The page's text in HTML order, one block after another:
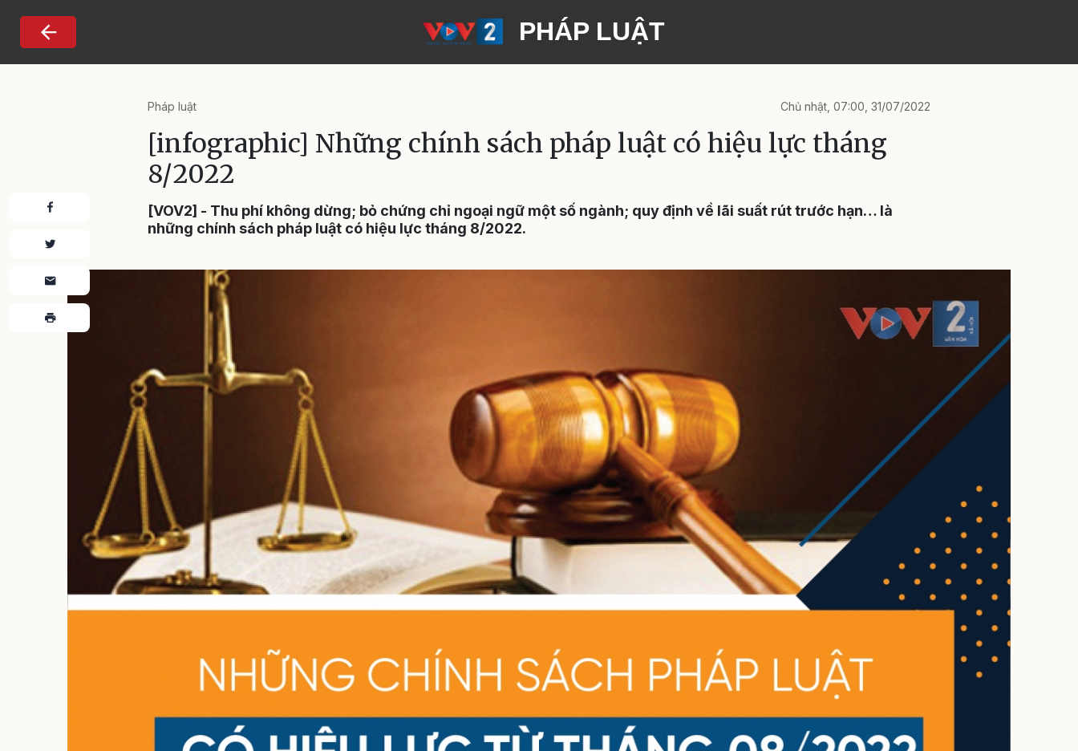
PHÁP LUẬT
Pháp luật Chủ nhật, 07:00, 31/07/2022
[infographic] Những chính sách pháp luật có hiệu lực tháng
8/2022
[VOV2] - Thu phí không dừng; bỏ chứng chỉ ngoại ngữ một số ngành; quy định về lãi suất rút trước hạn… là
những chính sách pháp luật có hiệu lực tháng 8/2022.